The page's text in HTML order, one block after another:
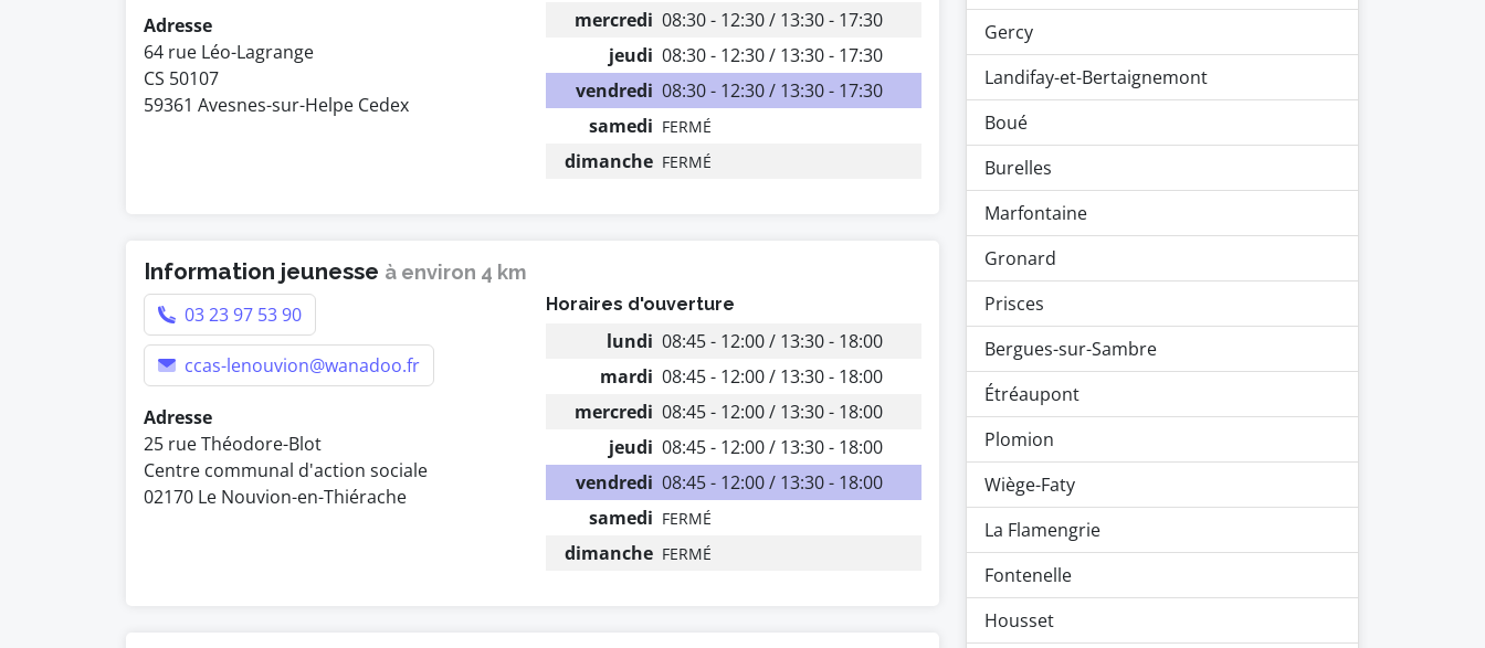
Adresse
64 rue Léo-Lagrange
CS 50107
59361 Avesnes-sur-Helpe Cedex
mercredi 08:30 - 12:30 / 13:30 - 17:30
jeudi 08:30 - 12:30 / 13:30 - 17:30
vendredi 08:30 - 12:30 / 13:30 - 17:30
samedi FERMÉ
dimanche FERMÉ
Information jeunesse à environ 4 km
03 23 97 53 90
ccas-lenouvion@wanadoo.fr
Adresse
25 rue Théodore-Blot
Centre communal d'action sociale
02170 Le Nouvion-en-Thiérache
Horaires d'ouverture
lundi 08:45 - 12:00 / 13:30 - 18:00
mardi 08:45 - 12:00 / 13:30 - 18:00
mercredi 08:45 - 12:00 / 13:30 - 18:00
jeudi 08:45 - 12:00 / 13:30 - 18:00
vendredi 08:45 - 12:00 / 13:30 - 18:00
samedi FERMÉ
dimanche FERMÉ
Gercy
Landifay-et-Bertaignemont
Boué
Burelles
Marfontaine
Gronard
Prisces
Bergues-sur-Sambre
Étréaupont
Plomion
Wiège-Faty
La Flamengrie
Fontenelle
Housset